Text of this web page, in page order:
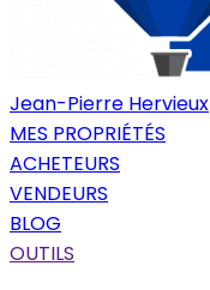
Jean-Pierre Hervieux
MES PROPRIÉTÉS
ACHETEURS
VENDEURS
BLOG
OUTILS